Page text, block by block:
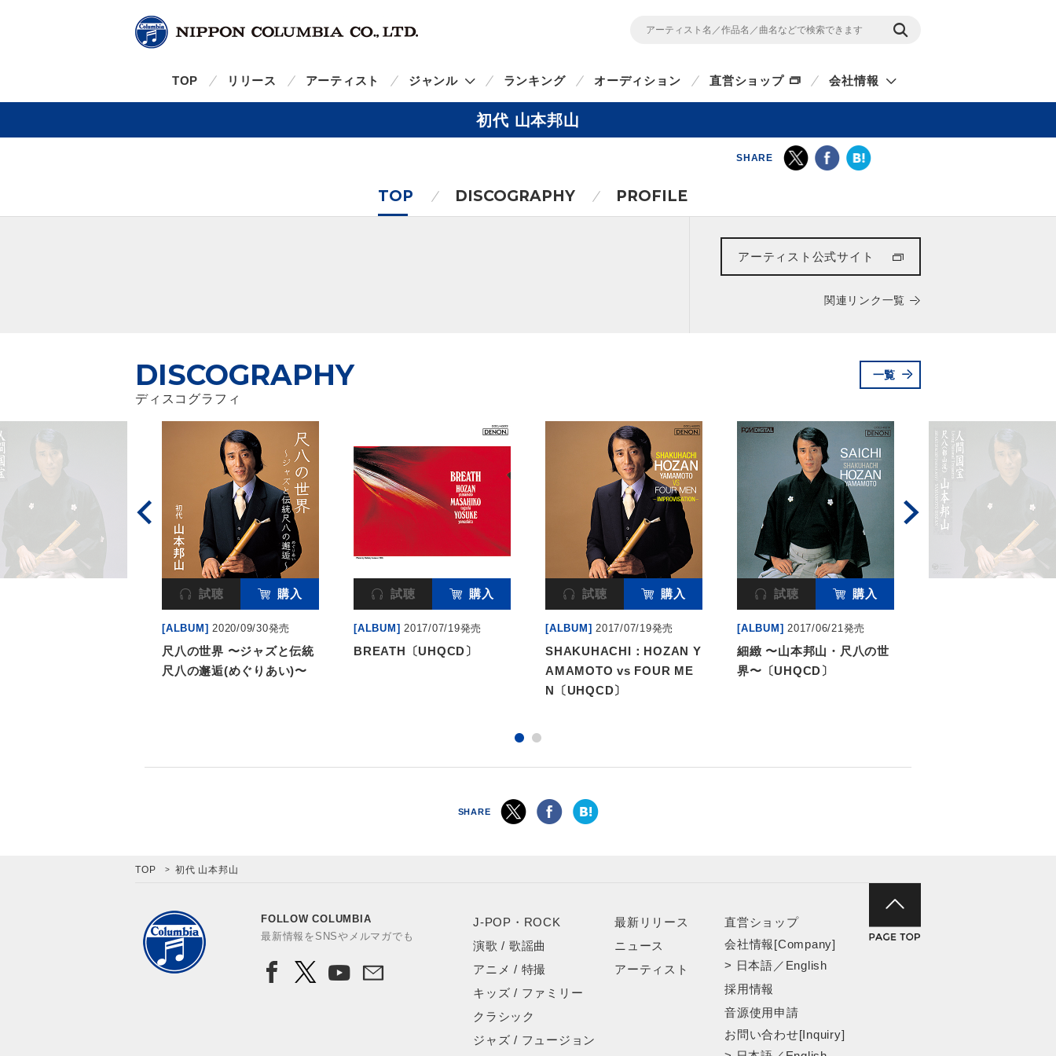
TOP リリース アーティスト ジャンル ランキング オーディション 直営ショップ 会社情報
初代 山本邦山
SHARE
TOP DISCOGRAPHY PROFILE
アーティスト公式サイト
関連リンク一覧
DISCOGRAPHY
ディスコグラフィ
一覧
試聴 購入
[ALBUM] 2020/09/30発売
尺八の世界 〜ジャズと伝統
尺八の邂逅(めぐりあい)〜
試聴 購入
[ALBUM] 2017/07/19発売
BREATH〔UHQCD〕
試聴 購入
[ALBUM] 2017/07/19発売
SHAKUHACHI：HOZAN Y
AMAMOTO vs FOUR ME
N〔UHQCD〕
試聴 購入
[ALBUM] 2017/06/21発売
細緻 〜山本邦山・尺八の世
界〜〔UHQCD〕
SHARE
TOP 初代 山本邦山
FOLLOW COLUMBIA
最新情報をSNSやメルマガでも
J-POP・ROCK
演歌 / 歌謡曲
アニメ / 特撮
キッズ / ファミリー
クラシック
ジャズ / フュージョン
最新リリース
ニュース
アーティスト
直営ショップ
会社情報[Company]
> 日本語 ／ English
採用情報
音源使用申請
お問い合わせ[Inquiry]